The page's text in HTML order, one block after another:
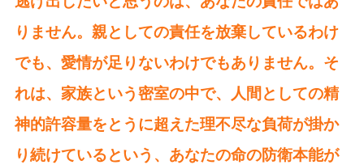
りません。親としての責任を放棄しているわけ
でも、愛情が足りないわけでもありません。そ
れは、家族という密室の中で、人間としての精
神的許容量をとうに超えた理不尽な負荷が掛か
り続けているという、あなたの命の防衛本能が